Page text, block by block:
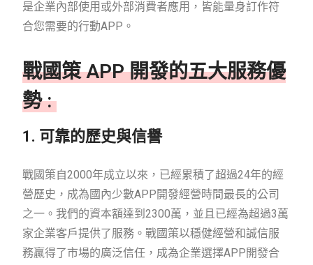
是企業內部使用或外部消費者應用，皆能量身訂作符
合您需要的行動APP。
戰國策 APP 開發的五大服務優
勢 :
1. 可靠的歷史與信譽
戰國策自2000年成立以來，已經累積了超過24年的經
營歷史，成為國內少數APP開發經營時間最長的公司
之一。我們的資本額達到2300萬，並且已經為超過3萬
家企業客戶提供了服務。戰國策以穩健經營和誠信服
務贏得了市場的廣泛信任，成為企業選擇APP開發合